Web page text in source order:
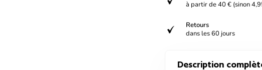
à partir de 40 € (sinon
verified
Retours
dans les 60 jours
Description